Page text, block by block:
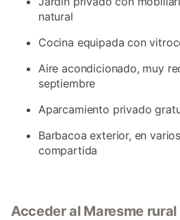
natural
Cocina equipada con
Aire acondicionado, muy
septiembre
Aparcamiento privado
Barbacoa exterior, en
compartida
Acceder al Maresme rural